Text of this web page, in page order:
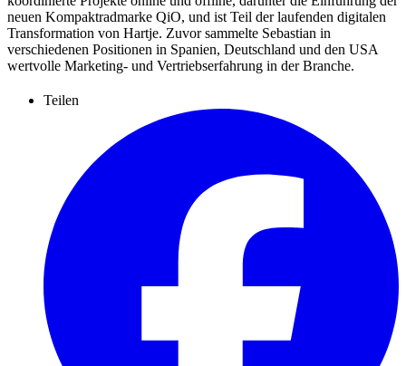
neuen Kompaktradmarke QiO, und ist Teil der laufenden digitalen
Transformation von Hartje. Zuvor sammelte Sebastian in
verschiedenen Positionen in Spanien, Deutschland und den USA
wertvolle Marketing- und Vertriebserfahrung in der Branche.
Teilen